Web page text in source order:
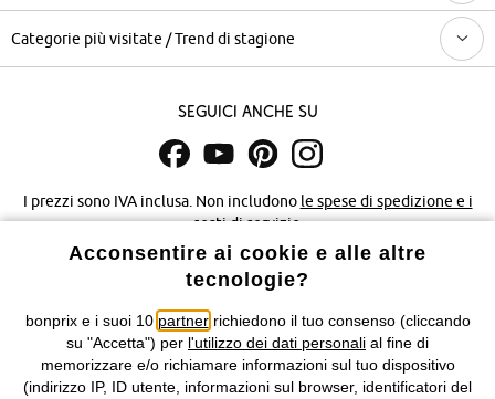
Categorie più visitate / Trend di stagione
Seguici anche su
I prezzi sono IVA inclusa. Non includono le spese di spedizione e i
costi di servizio.
Condizioni di vendita Accessibilità
Informativa privacy e cookie Gestione dei cookie
Informazioni legali Diritto di recesso
Acconsentire ai cookie e alle altre
tecnologie?
bonprix e i suoi 10 partnerrichiedono il tuo consenso (cliccando
su "Accetta") per l'utilizzo dei dati personali al fine di
memorizzare e/o richiamare informazioni sul tuo dispositivo
(indirizzo IP, ID utente, informazioni sul browser, identificatori del